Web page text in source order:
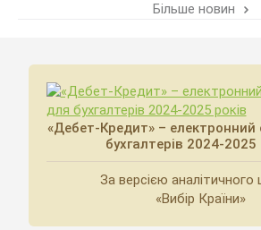
Більше новин
«Дебет-Кредит» – електронний
бухгалтерів 2024-2025
За версією аналітичного
«Вибір Країни»